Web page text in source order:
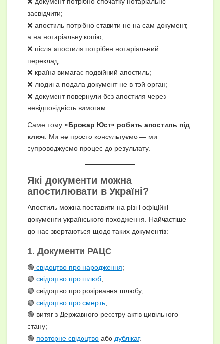
засвідчити;
❌ апостиль потрібно ставити не на сам документ,
а на нотаріальну копію;
❌ після апостиля потрібен нотаріальний
переклад;
❌ країна вимагає подвійний апостиль;
❌ людина подала документ не в той орган;
❌ документ повернули без апостиля через
невідповідність вимогам.
Саме тому «Бровар Юст» робить апостиль під
ключ . Ми не просто консультуємо — ми
супроводжуємо процес до результату.
Які документи можна
апостилювати в Україні?
Апостиль можна поставити на різні офіційні
документи українського походження. Найчастіше
до нас звертаються щодо таких документів:
1. Документи РАЦС
🟢 свідоцтво про народження;
🟢 свідоцтво про шлюб;
🟢 свідоцтво про розірвання шлюбу;
🟢 свідоцтво про смерть;
🟢 витяг з Державного реєстру актів цивільного
стану;
🟢 повторне свідоцтво або дублікат.